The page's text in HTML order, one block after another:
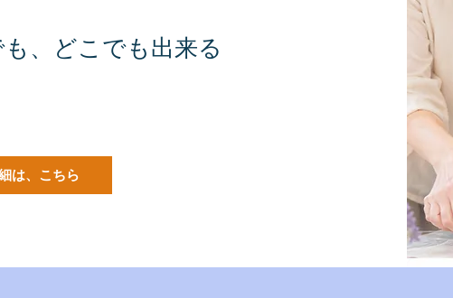
、どこでも出来る
は、こちら